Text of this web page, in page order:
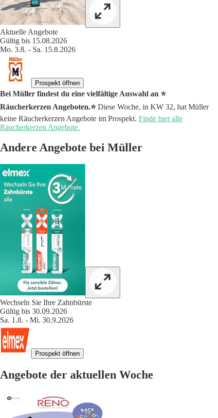
Aktuelle Angebote
Gültig bis 15.08.2026
Mo. 3.8. - Sa. 15.8.2026
Prospekt öffnen
Bei Müller findest du eine vielfältige Auswahl an ⭐️
Räucherkerzen Angeboten.⭐️Diese Woche, in KW 32, hat Müller
keine Räucherkerzen Angebote im Prospekt. Finde hier alle
Räucherkerzen Angebote.
Andere Angebote bei Müller
Wechseln Sie Ihre Zahnbürste
Gültig bis 30.09.2026
Sa. 1.8. - Mi. 30.9.2026
Prospekt öffnen
Angebote der aktuellen Woche